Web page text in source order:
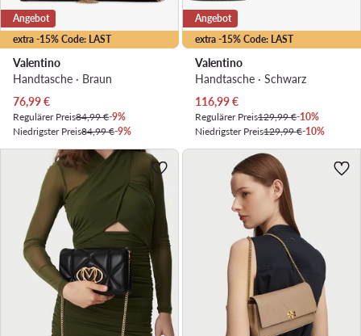
extra -15% Code: LAST
Angebot
Valentino
Handtasche · Braun
Aktueller Preis
76,99€
Regulärer Preis84,99 €-9%
Niedrigster Preis84,99 €-9%
extra -15% Code: LAST
Angebot
Valentino
Handtasche · Schwarz
Aktueller Preis
116,99€
Regulärer Preis129,99 €-10%
Niedrigster Preis129,99 €-10%